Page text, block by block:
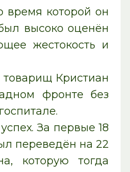
которой он
высоко оценён
жестокость и
Кристиан
фронте без
За первые 18
переведён на 22
которую тогда